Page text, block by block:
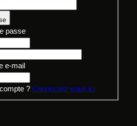
passe
e-mail
? Connectez-vous ici